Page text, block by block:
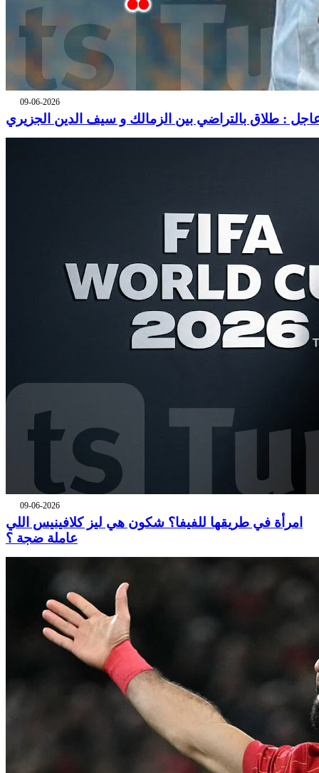
09-06-2026
: طلاق بالتراضي بين الزمالك و سيف الدين الجزيري
09-06-2026
امرأة في طريقها للفيفا؟ شكون هي ليز كلافينيس اللي
عاملة ضجة ؟